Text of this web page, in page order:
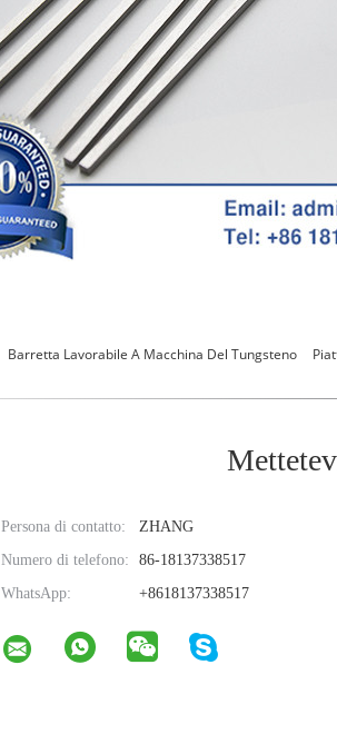
Barretta Lavorabile A Macchina Del Tungsteno
Persona di contatto:
ZHANG
Numero di telefono:
86-18137338517
WhatsApp:
+8618137338517